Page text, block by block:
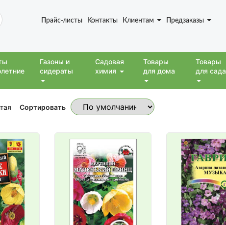
Прайс-листы Контакты Клиентам Предзаказы
Газоны и
сидераты
Садовая
химия
Товары
для дома
Товары
для сада
Сортировать